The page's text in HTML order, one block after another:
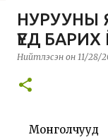
Тусгай
НУРУУНЫ
ҮЕД
Нийтлэсэн он 11/28/